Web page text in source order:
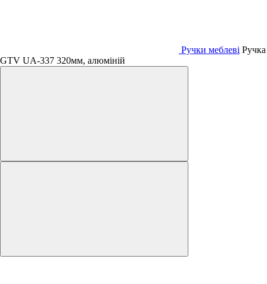
Ручки меблеві Ручка
GTV UA-337 320мм, алюміній